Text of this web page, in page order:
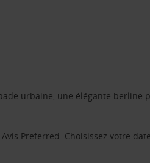
urbaine, une élégante berline
Avis Preferred. Choisissez votre